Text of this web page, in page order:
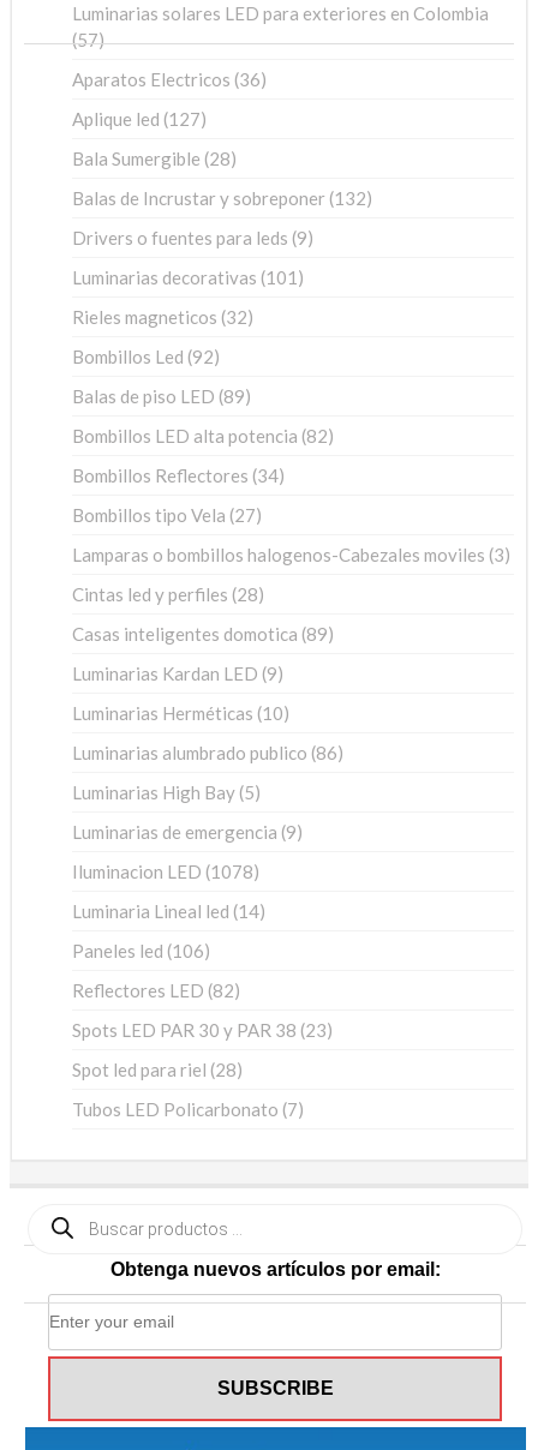
Luminarias solares LED para exteriores en Colombia
5757
Aparatos Electricos 3636
Aplique led 127127
Bala Sumergible 2828
Balas de Incrustar y sobreponer 132132
Drivers o fuentes para leds 99
Luminarias decorativas 101 101
Rieles magneticos 3232
Bombillos Led 9292
Balas de piso LED 8989
Bombillos LED alta potencia 8282
Bombillos Reflectores 3434
Bombillos tipo Vela 2727
Lamparas o bombillos halogenos-Cabezales moviles 33
Cintas led y perfiles 2828
Casas inteligentes domotica 8989
Luminarias Kardan LED 99
Luminarias Herméticas 1010
Luminarias alumbrado publico 8686
Luminarias High Bay 55
Luminarias de emergencia 99
Iluminacion LED 10781078
Luminaria Lineal led 1414
Paneles led 106106
Reflectores LED 8282
Spots LED PAR 30 y PAR 38 2323
Spot led para riel 2828
Tubos LED Policarbonato 77
productos
Obtenga nuevos artículos por email: